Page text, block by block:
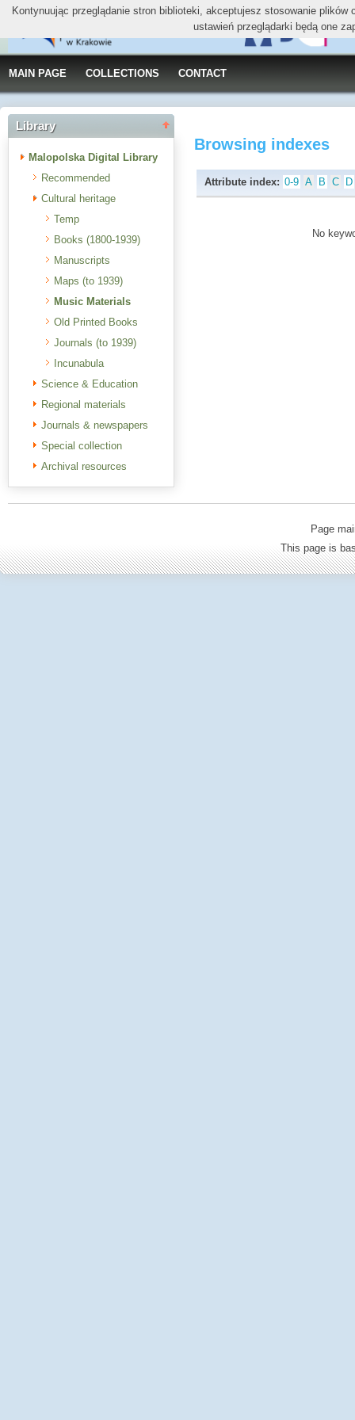
MAIN PAGE COLLECTIONS CONTACT
Library
Malopolska Digital Library
Recommended
Cultural heritage
Temp
Books (1800-1939)
Manuscripts
Maps (to 1939)
Music Materials
Old Printed Books
Journals (to 1939)
Incunabula
Science & Education
Regional materials
Journals & newspapers
Special collection
Archival resources
Browsing indexes
Attribute index: 0-9 A B C D
No
Page
This page is
Kontynuując przeglądanie stron biblioteki, akceptujesz stosowanie
ustawień przeglądarki będą one